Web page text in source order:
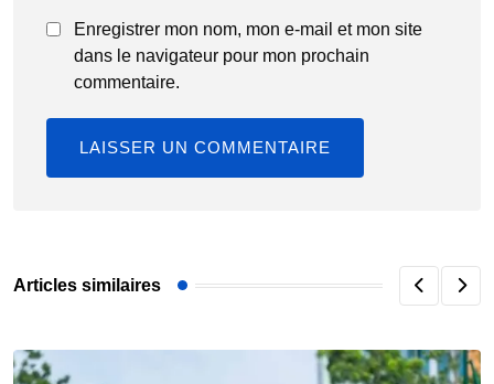
Enregistrer mon nom, mon e-mail et mon site
dans le navigateur pour mon prochain
commentaire.
Articles similaires